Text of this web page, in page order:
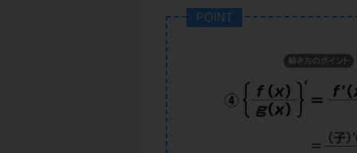
POINT